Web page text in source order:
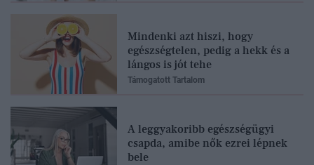
Mindenki azt hiszi, hogy
egészségtelen, pedig a hekk és a
lángos is jót tehe
Támogatott Tartalom
A leggyakoribb egészségügyi
csapda, amibe nők ezrei lépnek
bele